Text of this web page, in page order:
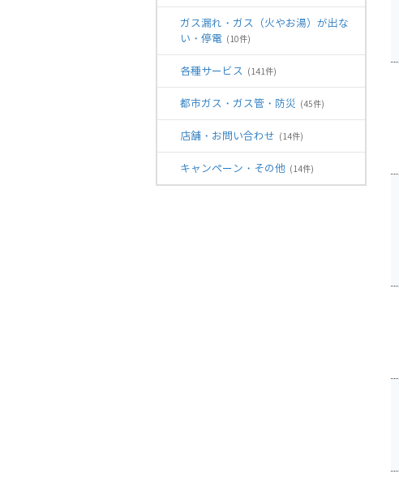
ガス漏れ・ガス（火やお湯）が出な
い・停電 (10件)
各種サービス (141件)
都市ガス・ガス管・防災 (45件)
店舗・お問い合わせ (14件)
キャンペーン・その他 (14件)